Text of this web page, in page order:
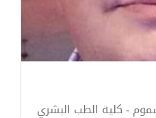
- كلية الطب البشري